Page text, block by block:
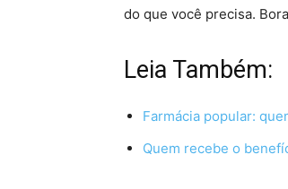
do que você precisa.
Leia Também:
Farmácia popular:
Quem recebe o